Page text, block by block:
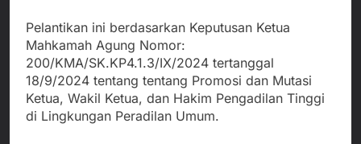
Pelantikan ini berdasarkan Keputusan Ketua
Mahkamah Agung Nomor:
200/KMA/SK.KP4.1.3/IX/2024 tertanggal
18/9/2024 tentang tentang Promosi dan Mutasi
Ketua, Wakil Ketua, dan Hakim Pengadilan Tinggi
di Lingkungan Peradilan Umum.